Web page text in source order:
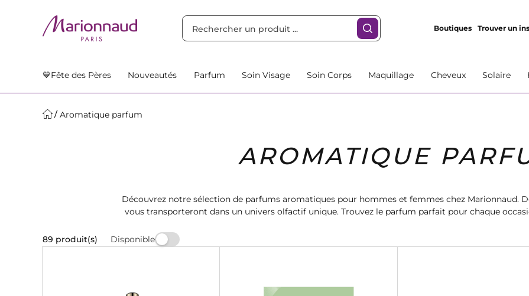
Boutiques Trouver un
💙Fête des Pères Nouveautés Parfum Soin Visage Soin Corps Maquillage Cheveux Solaire
Aromatique parfum
AROMATIQUE
Découvrez notre sélection de parfums aromatiques pour hommes et femmes chez Marionnaud.
vous transporteront dans un univers olfactif unique. Trouvez le parfum parfait pour chaque
89 produit(s) Disponible